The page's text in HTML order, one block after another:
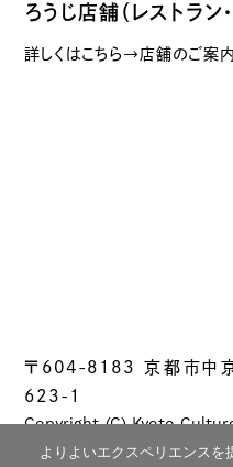
よりよいエクスペリエンス
ろうじ店舗（レストラン
詳しくはこちら→店舗のご案内
〒604-8183 京都市中
623-1
Copyright (C) Kyoto
Kyoto All rights reserved.